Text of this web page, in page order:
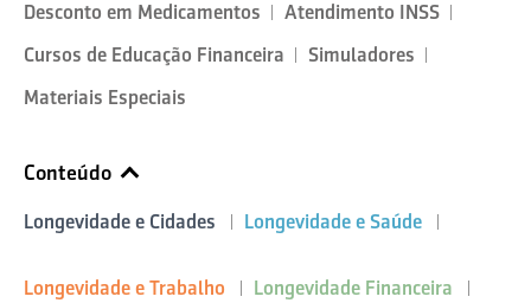
Desconto em Medicamentos
Atendimento INSS
Cursos de Educação Financeira
Simuladores
Materiais Especiais
Conteúdo
Longevidade e Cidades Longevidade e Saúde
Longevidade e Trabalho Longevidade Financeira